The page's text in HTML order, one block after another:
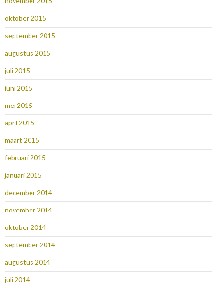
oktober 2015
september 2015
augustus 2015
juli 2015
juni 2015
mei 2015
april 2015
maart 2015
februari 2015
januari 2015
december 2014
november 2014
oktober 2014
september 2014
augustus 2014
juli 2014